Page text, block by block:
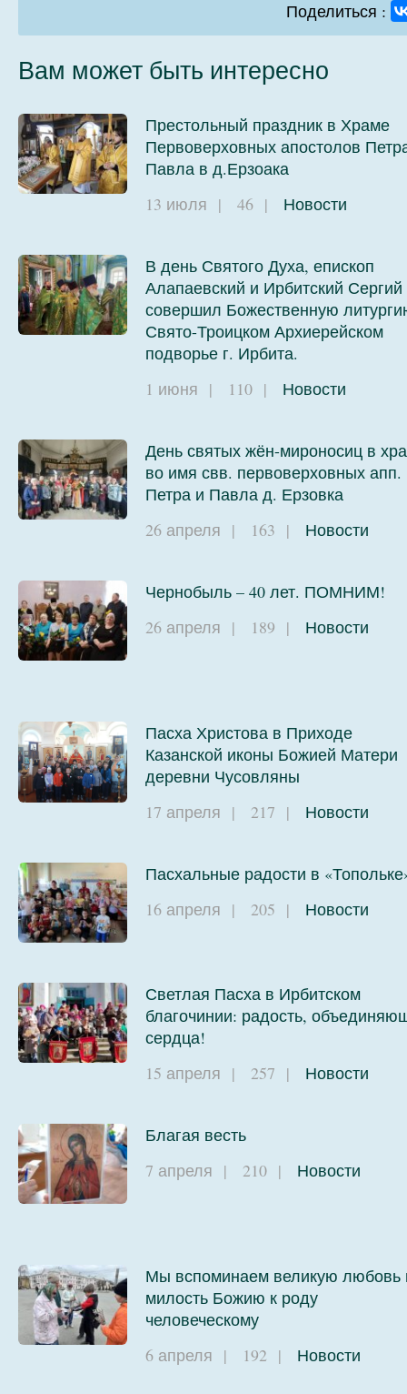
Поделиться :
Вам может быть интересно
Престольный праздник в Храме
Первоверховных апостолов
Павла в д.Ерзоака
13 июля | 46 | Новости
В день Святого Духа, епископ
Алапаевский и Ирбитский Сергий
совершил Божественную
Свято-Троицком Архиерейском
подворье г. Ирбита.
1 июня | 110 | Новости
День святых жён-мироносиц в
во имя свв. первоверховных апп.
Петра и Павла д. Ерзовка
26 апреля | 163 | Новости
Чернобыль – 40 лет. ПОМНИМ!
26 апреля | 189 | Новости
Пасха Христова в Приходе
Казанской иконы Божией Матери
деревни Чусовляны
17 апреля | 217 | Новости
Пасхальные радости в
16 апреля | 205 | Новости
Светлая Пасха в Ирбитском
благочинии: радость,
сердца!
15 апреля | 257 | Новости
Благая весть
7 апреля | 210 | Новости
Мы вспоминаем великую любовь
милость Божию к роду
человеческому
6 апреля | 192 | Новости